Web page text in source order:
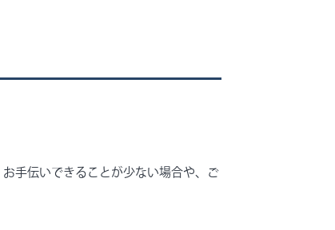
手伝いできることが少ない場合や、ご